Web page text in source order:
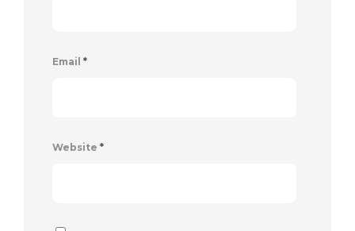
Email *
Website *